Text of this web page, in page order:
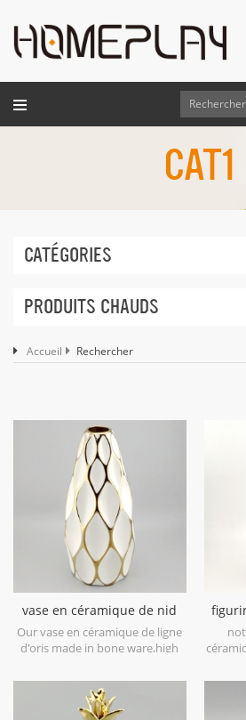
CAT1
CATÉGORIES
PRODUITS CHAUDS
Accueil Rechercher
vase en céramique de nid
d'abeilles de lignes d'or
blanc
Our vase en céramique de ligne
d'oris made in bone ware,high
painted electroplating gold.
la